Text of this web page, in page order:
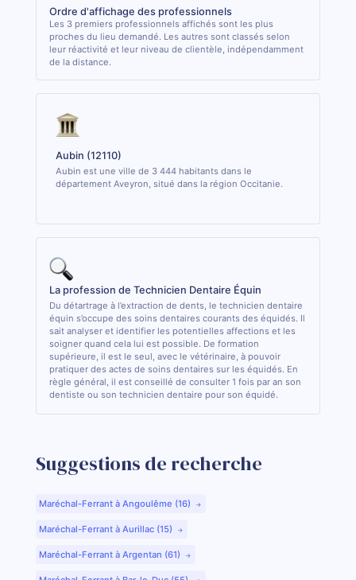
Ordre d'affichage des professionnels
Les 3 premiers professionnels affichés sont les plus
proches du lieu demandé. Les autres sont classés selon
leur réactivité et leur niveau de clientèle, indépendamment
de la distance.
Aubin (12110)
Aubin est une ville de 3 444 habitants dans le
département Aveyron, situé dans la région Occitanie.
La profession de Technicien Dentaire Équin
Du détartrage à l’extraction de dents, le technicien dentaire
équin s’occupe des soins dentaires courants des équidés. Il
sait analyser et identifier les potentielles affections et les
soigner quand cela lui est possible. De formation
supérieure, il est le seul, avec le vétérinaire, à pouvoir
pratiquer des actes de soins dentaires sur les équidés. En
règle général, il est conseillé de consulter 1 fois par an son
dentiste ou son technicien dentaire pour son équidé.
Suggestions de recherche
Maréchal-Ferrant à Angoulême (16)
Maréchal-Ferrant à Aurillac (15)
Maréchal-Ferrant à Argentan (61)